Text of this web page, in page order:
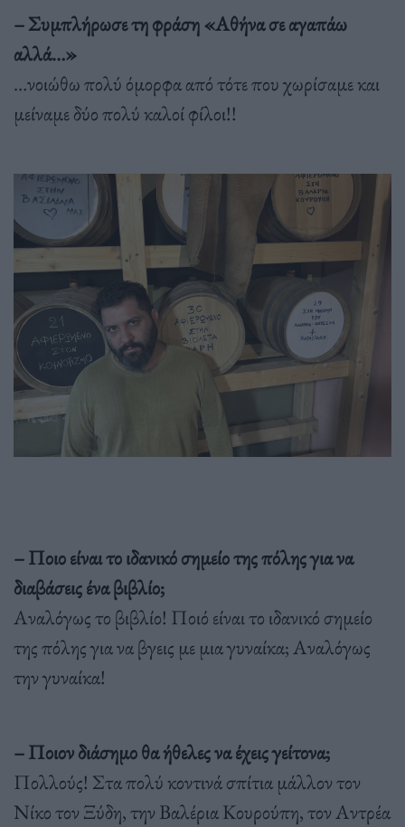
– Συμπλήρωσε τη φράση «Αθήνα σε αγαπάω
αλλά…»
…νοιώθω πολύ όμορφα από τότε που χωρίσαμε και
μείναμε δύο πολύ καλοί φίλοι!!
– Ποιο είναι το ιδανικό σημείο της πόλης για να
διαβάσεις ένα βιβλίο;
Αναλόγως το βιβλίο! Ποιό είναι το ιδανικό σημείο
της πόλης για να βγεις με μια γυναίκα; Αναλόγως
την γυναίκα!
– Ποιον διάσημο θα ήθελες να έχεις γείτονα;
Πολλούς! Στα πολύ κοντινά σπίτια μάλλον τον
Νίκο τον Ξύδη, την Βαλέρια Κουρούπη, τον Αντρέα